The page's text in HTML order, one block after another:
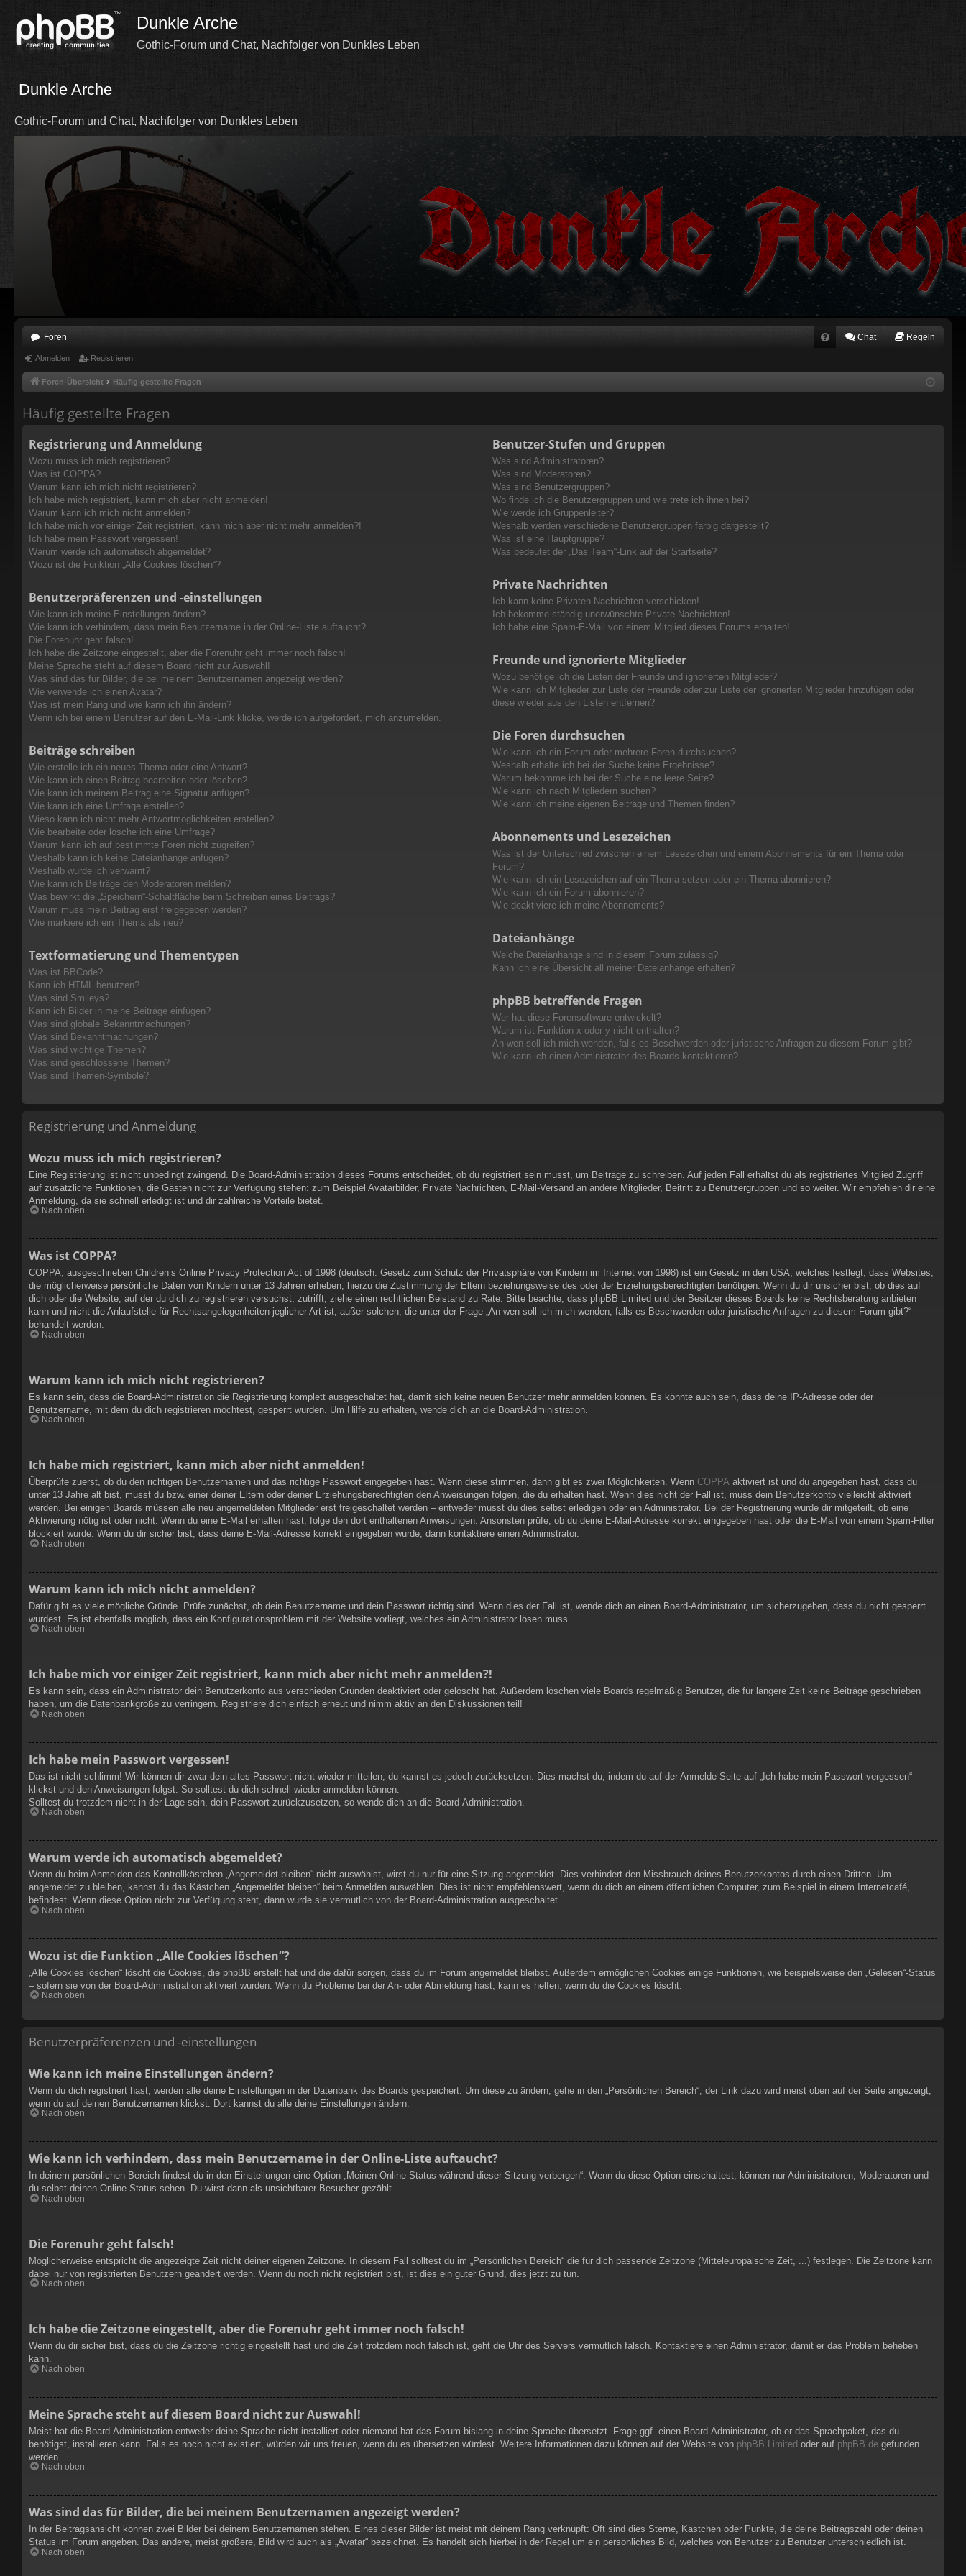
Dunkle Arche
Gothic-Forum und Chat, Nachfolger von Dunkles Leben
Dunkle Arche
Gothic-Forum und Chat, Nachfolger von Dunkles Leben
Foren Chat Regeln
Abmelden Registrieren
Foren-Übersicht Häufig gestellte Fragen
Häufig gestellte Fragen
Registrierung und Anmeldung
Wozu muss ich mich registrieren?
Was ist COPPA?
Warum kann ich mich nicht registrieren?
Ich habe mich registriert, kann mich aber nicht anmelden!
Warum kann ich mich nicht anmelden?
Ich habe mich vor einiger Zeit registriert, kann mich aber nicht mehr anmelden?!
Ich habe mein Passwort vergessen!
Warum werde ich automatisch abgemeldet?
Wozu ist die Funktion „Alle Cookies löschen“?
Benutzerpräferenzen und -einstellungen
Wie kann ich meine Einstellungen ändern?
Wie kann ich verhindern, dass mein Benutzername in der Online-Liste auftaucht?
Die Forenuhr geht falsch!
Ich habe die Zeitzone eingestellt, aber die Forenuhr geht immer noch falsch!
Meine Sprache steht auf diesem Board nicht zur Auswahl!
Was sind das für Bilder, die bei meinem Benutzernamen angezeigt werden?
Wie verwende ich einen Avatar?
Was ist mein Rang und wie kann ich ihn ändern?
Wenn ich bei einem Benutzer auf den E-Mail-Link klicke, werde ich aufgefordert, mich anzumelden.
Beiträge schreiben
Wie erstelle ich ein neues Thema oder eine Antwort?
Wie kann ich einen Beitrag bearbeiten oder löschen?
Wie kann ich meinem Beitrag eine Signatur anfügen?
Wie kann ich eine Umfrage erstellen?
Wieso kann ich nicht mehr Antwortmöglichkeiten erstellen?
Wie bearbeite oder lösche ich eine Umfrage?
Warum kann ich auf bestimmte Foren nicht zugreifen?
Weshalb kann ich keine Dateianhänge anfügen?
Weshalb wurde ich verwarnt?
Wie kann ich Beiträge den Moderatoren melden?
Was bewirkt die „Speichern“-Schaltfläche beim Schreiben eines Beitrags?
Warum muss mein Beitrag erst freigegeben werden?
Wie markiere ich ein Thema als neu?
Textformatierung und Thementypen
Was ist BBCode?
Kann ich HTML benutzen?
Was sind Smileys?
Kann ich Bilder in meine Beiträge einfügen?
Was sind globale Bekanntmachungen?
Was sind Bekanntmachungen?
Was sind wichtige Themen?
Was sind geschlossene Themen?
Was sind Themen-Symbole?
Benutzer-Stufen und Gruppen
Was sind Administratoren?
Was sind Moderatoren?
Was sind Benutzergruppen?
Wo finde ich die Benutzergruppen und wie trete ich ihnen bei?
Wie werde ich Gruppenleiter?
Weshalb werden verschiedene Benutzergruppen farbig dargestellt?
Was ist eine Hauptgruppe?
Was bedeutet der „Das Team“-Link auf der Startseite?
Private Nachrichten
Ich kann keine Privaten Nachrichten verschicken!
Ich bekomme ständig unerwünschte Private Nachrichten!
Ich habe eine Spam-E-Mail von einem Mitglied dieses Forums erhalten!
Freunde und ignorierte Mitglieder
Wozu benötige ich die Listen der Freunde und ignorierten Mitglieder?
Wie kann ich Mitglieder zur Liste der Freunde oder zur Liste der ignorierten Mitglieder hinzufügen oder
diese wieder aus den Listen entfernen?
Die Foren durchsuchen
Wie kann ich ein Forum oder mehrere Foren durchsuchen?
Weshalb erhalte ich bei der Suche keine Ergebnisse?
Warum bekomme ich bei der Suche eine leere Seite?
Wie kann ich nach Mitgliedern suchen?
Wie kann ich meine eigenen Beiträge und Themen finden?
Abonnements und Lesezeichen
Was ist der Unterschied zwischen einem Lesezeichen und einem Abonnements für ein Thema oder
Forum?
Wie kann ich ein Lesezeichen auf ein Thema setzen oder ein Thema abonnieren?
Wie kann ich ein Forum abonnieren?
Wie deaktiviere ich meine Abonnements?
Dateianhänge
Welche Dateianhänge sind in diesem Forum zulässig?
Kann ich eine Übersicht all meiner Dateianhänge erhalten?
phpBB betreffende Fragen
Wer hat diese Forensoftware entwickelt?
Warum ist Funktion x oder y nicht enthalten?
An wen soll ich mich wenden, falls es Beschwerden oder juristische Anfragen zu diesem Forum gibt?
Wie kann ich einen Administrator des Boards kontaktieren?
Registrierung und Anmeldung
Wozu muss ich mich registrieren?
Eine Registrierung ist nicht unbedingt zwingend. Die Board-Administration dieses Forums entscheidet, ob du registriert sein musst, um Beiträge zu schreiben. Auf jeden Fall erhältst du als registriertes Mitglied Zugriff
auf zusätzliche Funktionen, die Gästen nicht zur Verfügung stehen: zum Beispiel Avatarbilder, Private Nachrichten, E-Mail-Versand an andere Mitglieder, Beitritt zu Benutzergruppen und so weiter. Wir empfehlen dir eine
Anmeldung, da sie schnell erledigt ist und dir zahlreiche Vorteile bietet.
Nach oben
Was ist COPPA?
COPPA, ausgeschrieben Children’s Online Privacy Protection Act of 1998 (deutsch: Gesetz zum Schutz der Privatsphäre von Kindern im Internet von 1998) ist ein Gesetz in den USA, welches festlegt, dass Websites,
die möglicherweise persönliche Daten von Kindern unter 13 Jahren erheben, hierzu die Zustimmung der Eltern beziehungsweise des oder der Erziehungsberechtigten benötigen. Wenn du dir unsicher bist, ob dies auf
dich oder die Website, auf der du dich zu registrieren versuchst, zutrifft, ziehe einen rechtlichen Beistand zu Rate. Bitte beachte, dass phpBB Limited und der Besitzer dieses Boards keine Rechtsberatung anbieten
kann und nicht die Anlaufstelle für Rechtsangelegenheiten jeglicher Art ist; außer solchen, die unter der Frage „An wen soll ich mich wenden, falls es Beschwerden oder juristische Anfragen zu diesem Forum gibt?“
behandelt werden.
Nach oben
Warum kann ich mich nicht registrieren?
Es kann sein, dass die Board-Administration die Registrierung komplett ausgeschaltet hat, damit sich keine neuen Benutzer mehr anmelden können. Es könnte auch sein, dass deine IP-Adresse oder der
Benutzername, mit dem du dich registrieren möchtest, gesperrt wurden. Um Hilfe zu erhalten, wende dich an die Board-Administration.
Nach oben
Ich habe mich registriert, kann mich aber nicht anmelden!
Überprüfe zuerst, ob du den richtigen Benutzernamen und das richtige Passwort eingegeben hast. Wenn diese stimmen, dann gibt es zwei Möglichkeiten. Wenn COPPA aktiviert ist und du angegeben hast, dass du
unter 13 Jahre alt bist, musst du bzw. einer deiner Eltern oder deiner Erziehungsberechtigten den Anweisungen folgen, die du erhalten hast. Wenn dies nicht der Fall ist, muss dein Benutzerkonto vielleicht aktiviert
werden. Bei einigen Boards müssen alle neu angemeldeten Mitglieder erst freigeschaltet werden – entweder musst du dies selbst erledigen oder ein Administrator. Bei der Registrierung wurde dir mitgeteilt, ob eine
Aktivierung nötig ist oder nicht. Wenn du eine E-Mail erhalten hast, folge den dort enthaltenen Anweisungen. Ansonsten prüfe, ob du deine E-Mail-Adresse korrekt eingegeben hast oder die E-Mail von einem Spam-Filter
blockiert wurde. Wenn du dir sicher bist, dass deine E-Mail-Adresse korrekt eingegeben wurde, dann kontaktiere einen Administrator.
Nach oben
Warum kann ich mich nicht anmelden?
Dafür gibt es viele mögliche Gründe. Prüfe zunächst, ob dein Benutzername und dein Passwort richtig sind. Wenn dies der Fall ist, wende dich an einen Board-Administrator, um sicherzugehen, dass du nicht gesperrt
wurdest. Es ist ebenfalls möglich, dass ein Konfigurationsproblem mit der Website vorliegt, welches ein Administrator lösen muss.
Nach oben
Ich habe mich vor einiger Zeit registriert, kann mich aber nicht mehr anmelden?!
Es kann sein, dass ein Administrator dein Benutzerkonto aus verschieden Gründen deaktiviert oder gelöscht hat. Außerdem löschen viele Boards regelmäßig Benutzer, die für längere Zeit keine Beiträge geschrieben
haben, um die Datenbankgröße zu verringern. Registriere dich einfach erneut und nimm aktiv an den Diskussionen teil!
Nach oben
Ich habe mein Passwort vergessen!
Das ist nicht schlimm! Wir können dir zwar dein altes Passwort nicht wieder mitteilen, du kannst es jedoch zurücksetzen. Dies machst du, indem du auf der Anmelde-Seite auf „Ich habe mein Passwort vergessen“
klickst und den Anweisungen folgst. So solltest du dich schnell wieder anmelden können.
Solltest du trotzdem nicht in der Lage sein, dein Passwort zurückzusetzen, so wende dich an die Board-Administration.
Nach oben
Warum werde ich automatisch abgemeldet?
Wenn du beim Anmelden das Kontrollkästchen „Angemeldet bleiben“ nicht auswählst, wirst du nur für eine Sitzung angemeldet. Dies verhindert den Missbrauch deines Benutzerkontos durch einen Dritten. Um
angemeldet zu bleiben, kannst du das Kästchen „Angemeldet bleiben“ beim Anmelden auswählen. Dies ist nicht empfehlenswert, wenn du dich an einem öffentlichen Computer, zum Beispiel in einem Internetcafé,
befindest. Wenn diese Option nicht zur Verfügung steht, dann wurde sie vermutlich von der Board-Administration ausgeschaltet.
Nach oben
Wozu ist die Funktion „Alle Cookies löschen“?
„Alle Cookies löschen“ löscht die Cookies, die phpBB erstellt hat und die dafür sorgen, dass du im Forum angemeldet bleibst. Außerdem ermöglichen Cookies einige Funktionen, wie beispielsweise den „Gelesen“-Status
– sofern sie von der Board-Administration aktiviert wurden. Wenn du Probleme bei der An- oder Abmeldung hast, kann es helfen, wenn du die Cookies löscht.
Nach oben
Benutzerpräferenzen und -einstellungen
Wie kann ich meine Einstellungen ändern?
Wenn du dich registriert hast, werden alle deine Einstellungen in der Datenbank des Boards gespeichert. Um diese zu ändern, gehe in den „Persönlichen Bereich“; der Link dazu wird meist oben auf der Seite angezeigt,
wenn du auf deinen Benutzernamen klickst. Dort kannst du alle deine Einstellungen ändern.
Nach oben
Wie kann ich verhindern, dass mein Benutzername in der Online-Liste auftaucht?
In deinem persönlichen Bereich findest du in den Einstellungen eine Option „Meinen Online-Status während dieser Sitzung verbergen“. Wenn du diese Option einschaltest, können nur Administratoren, Moderatoren und
du selbst deinen Online-Status sehen. Du wirst dann als unsichtbarer Besucher gezählt.
Nach oben
Die Forenuhr geht falsch!
Möglicherweise entspricht die angezeigte Zeit nicht deiner eigenen Zeitzone. In diesem Fall solltest du im „Persönlichen Bereich“ die für dich passende Zeitzone (Mitteleuropäische Zeit, ...) festlegen. Die Zeitzone kann
dabei nur von registrierten Benutzern geändert werden. Wenn du noch nicht registriert bist, ist dies ein guter Grund, dies jetzt zu tun.
Nach oben
Ich habe die Zeitzone eingestellt, aber die Forenuhr geht immer noch falsch!
Wenn du dir sicher bist, dass du die Zeitzone richtig eingestellt hast und die Zeit trotzdem noch falsch ist, geht die Uhr des Servers vermutlich falsch. Kontaktiere einen Administrator, damit er das Problem beheben
kann.
Nach oben
Meine Sprache steht auf diesem Board nicht zur Auswahl!
Meist hat die Board-Administration entweder deine Sprache nicht installiert oder niemand hat das Forum bislang in deine Sprache übersetzt. Frage ggf. einen Board-Administrator, ob er das Sprachpaket, das du
benötigst, installieren kann. Falls es noch nicht existiert, würden wir uns freuen, wenn du es übersetzen würdest. Weitere Informationen dazu können auf der Website von phpBB Limited oder auf phpBB.de gefunden
werden.
Nach oben
Was sind das für Bilder, die bei meinem Benutzernamen angezeigt werden?
In der Beitragsansicht können zwei Bilder bei deinem Benutzernamen stehen. Eines dieser Bilder ist meist mit deinem Rang verknüpft: Oft sind dies Sterne, Kästchen oder Punkte, die deine Beitragszahl oder deinen
Status im Forum angeben. Das andere, meist größere, Bild wird auch als „Avatar“ bezeichnet. Es handelt sich hierbei in der Regel um ein persönliches Bild, welches von Benutzer zu Benutzer unterschiedlich ist.
Nach oben